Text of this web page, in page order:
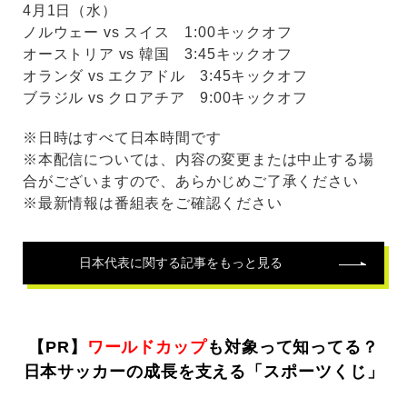
4月1日（水）
ノルウェー vs スイス 1:00キックオフ
オーストリア vs 韓国 3:45キックオフ
オランダ vs エクアドル 3:45キックオフ
ブラジル vs クロアチア 9:00キックオフ
※日時はすべて日本時間です
※本配信については、内容の変更または中止する場
合がございますので、あらかじめご了承ください
※最新情報は番組表をご確認ください
日本代表に関する記事をもっと見る
【PR】 ワールドカップも対象って知ってる？
日本サッカーの成長を支える「スポーツくじ」